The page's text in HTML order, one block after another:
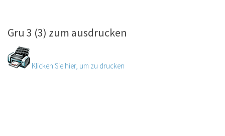
Gru 3 (3) zum ausdrucken
Klicken Sie hier, um zu drucken